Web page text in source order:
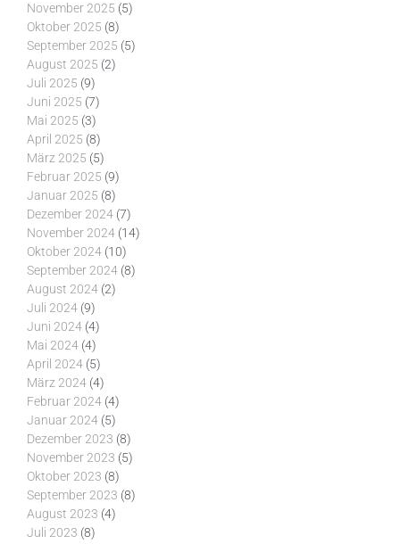
November 2025 (5)
Oktober 2025 (8)
September 2025 (5)
August 2025 (2)
Juli 2025 (9)
Juni 2025 (7)
Mai 2025 (3)
April 2025 (8)
März 2025 (5)
Februar 2025 (9)
Januar 2025 (8)
Dezember 2024 (7)
November 2024 (14)
Oktober 2024 (10)
September 2024 (8)
August 2024 (2)
Juli 2024 (9)
Juni 2024 (4)
Mai 2024 (4)
April 2024 (5)
März 2024 (4)
Februar 2024 (4)
Januar 2024 (5)
Dezember 2023 (8)
November 2023 (5)
Oktober 2023 (8)
September 2023 (8)
August 2023 (4)
Juli 2023 (8)